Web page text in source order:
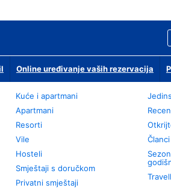
Online uređivanje vaših rezervacija
Kuće i apartmani
Apartmani
Resorti
Vile
Hosteli
Smještaji s doručkom
Privatni smještaji